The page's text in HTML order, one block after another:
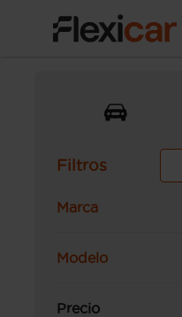
Filtros
Marca
Modelo
Precio